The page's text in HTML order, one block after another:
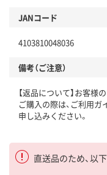
JANコード
4103810048036
備考（ご注意）
【返品について】お客様
ご購入の際は、ご利用ガ
申し込みください。
直送品のため、以